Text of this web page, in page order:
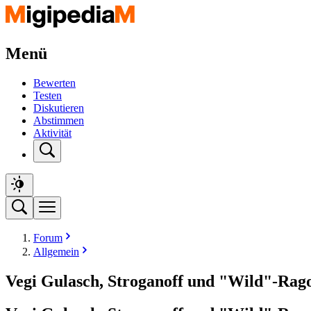
Menü
Bewerten
Testen
Diskutieren
Abstimmen
Aktivität
Forum
Allgemein
Vegi Gulasch, Stroganoff und "Wild"-